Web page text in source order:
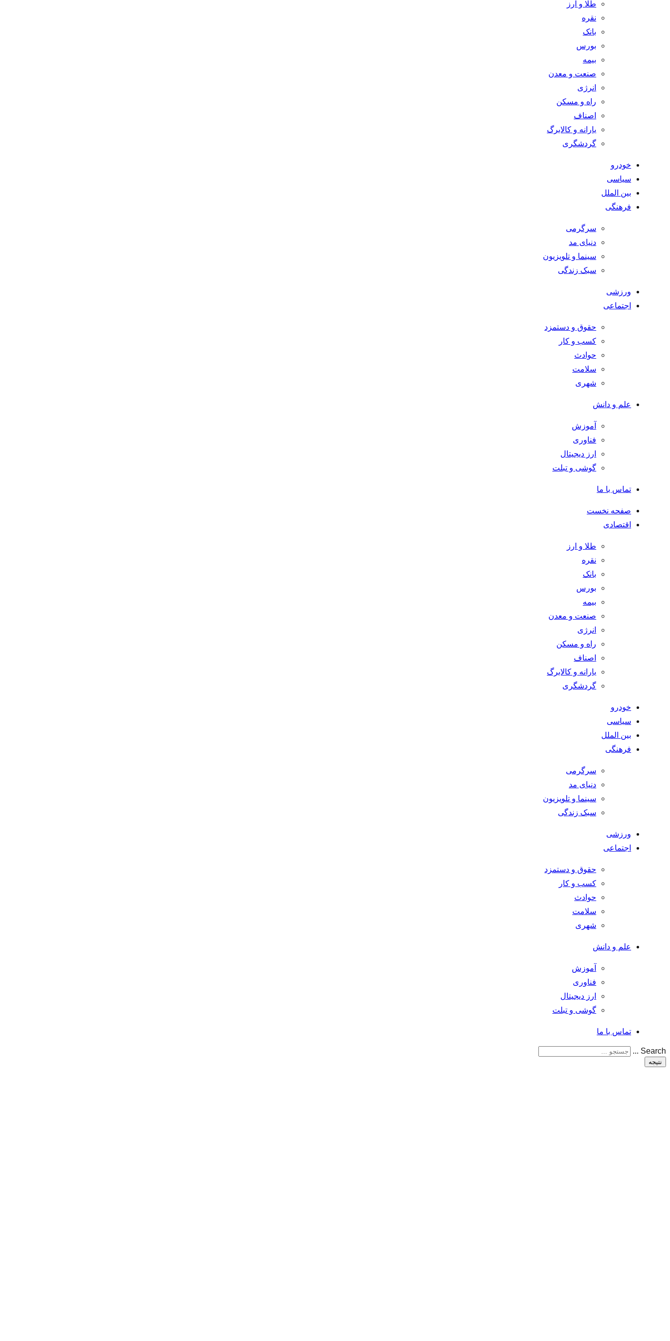
طلا و ارز
نقره
بانک
بورس
بیمه
صنعت و معدن
انرژی
راه و مسکن
اصناف
یارانه و کالابرگ
گردشگری
خودرو
سیاسی
بین الملل
فرهنگی
سرگرمی
دنیای مد
سینما و تلویزیون
سبک زندگی
ورزشی
اجتماعی
حقوق و دستمزد
کسب و کار
حوادث
سلامت
شهری
علم و دانش
آموزش
فناوری
ارز دیجیتال
گوشی و تبلت
تماس با ما
صفحه نخست
اقتصادی
طلا و ارز
نقره
بانک
بورس
بیمه
صنعت و معدن
انرژی
راه و مسکن
اصناف
یارانه و کالابرگ
گردشگری
خودرو
سیاسی
بین الملل
فرهنگی
سرگرمی
دنیای مد
سینما و تلویزیون
سبک زندگی
ورزشی
اجتماعی
حقوق و دستمزد
کسب و کار
حوادث
سلامت
شهری
علم و دانش
آموزش
فناوری
ارز دیجیتال
گوشی و تبلت
تماس با ما
Search ...
نتیجه